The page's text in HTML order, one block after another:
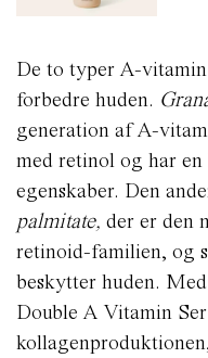
De to typer A-
forbedre huden.
generation af A-
med retinol og har
egenskaber. Den
palmitate, der er den
retinoid-familien, og
beskytter huden.
Double A Vitamin